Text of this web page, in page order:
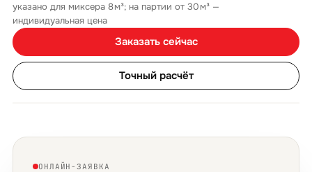
указано для миксера 8 м³; на партии от 30 м³ —
индивидуальная цена
Заказать сейчас
Точный расчёт
ОНЛАЙН-ЗАЯВКА